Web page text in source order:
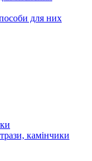
для них
камінчики